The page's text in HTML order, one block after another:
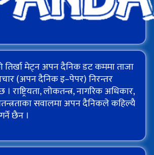
तिर्खा मेट्न अपन दैनिक डट कममा ताजा
(अपन दैनिक इ–पेपर) निरन्तर
राष्ट्रियता, लोकतन्त्र, नागरिक अधिकार,
सवालमा अपन दैनिकले कहिल्यै
छैन ।